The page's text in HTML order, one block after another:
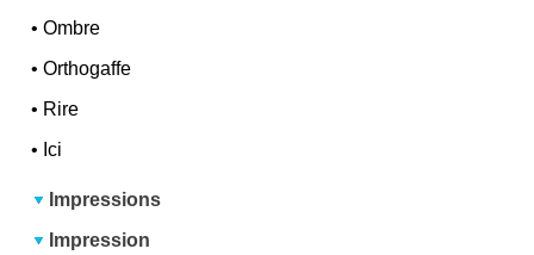
•Ombre
•Orthogaffe
• Rire
• Ici
Impressions
Impression